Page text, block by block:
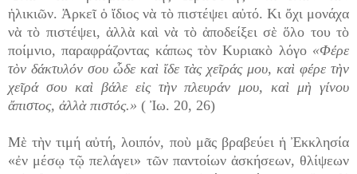
ἡλικιῶν. Ἀρκεῖ ὁ ἴδιος νὰ τὸ πιστέψει αὐτό. Κι ὄχι μονάχα
νὰ τὸ πιστέψει, ἀλλὰ καὶ νὰ τὸ ἀποδείξει σὲ ὅλο του τὸ
ποίμνιο, παραφράζοντας κάπως τὸν Κυριακὸ λόγο «Φέρε
τὸν δάκτυλόν σου ὧδε καὶ ἴδε τὰς χεῖράς μου, καὶ φέρε τὴν
χεῖρά σου καὶ βάλε εἰς τὴν πλευράν μου, καὶ μὴ γίνου
ἄπιστος, ἀλλὰ πιστός.» ( Ἰω. 20, 26)
Μὲ τὴν τιμή αὐτή, λοιπόν, ποὺ μᾶς βραβεύει ἡ Ἐκκλησία
«ἐν μέσῳ τῷ πελάγει» τῶν παντοίων ἀσκήσεων, θλίψεων